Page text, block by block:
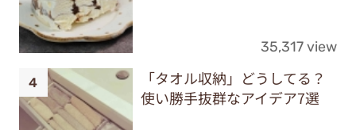
35,317 view
「タオル収納」どうしてる？
使い勝手抜群なアイデア7選